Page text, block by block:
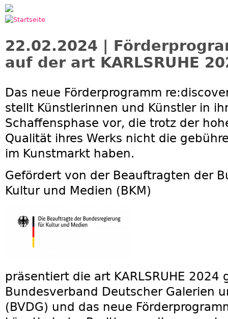
Jump to navigation
22.02.2024 |
auf der art KARLSRUHE
Das neue Förderprogramm
stellt Künstlerinnen und Künstler in
Schaffensphase vor, die trotz der
Qualität ihres Werks nicht die
im Kunstmarkt haben.
Gefördert von der Beauftragten der
Kultur und Medien (BKM)
präsentiert die art KARLSRUHE 2024
Bundesverband Deutscher Galerien
(BVDG) und das neue